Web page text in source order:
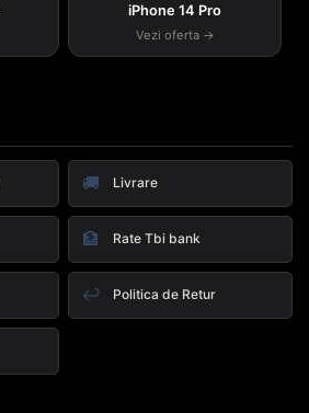
iPhone 14 Pro
Vezi oferta →
🚚 Livrare
🏦 Rate Tbi bank
↩️ Politica de Retur